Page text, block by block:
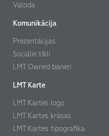
Valoda
Komunikācija
Prezentācijas
Sociālie tīkli
LMT Owned baneri
LMT Karte
LMT Kartes logo
LMT Kartes krāsas
LMT Kartes tipografika